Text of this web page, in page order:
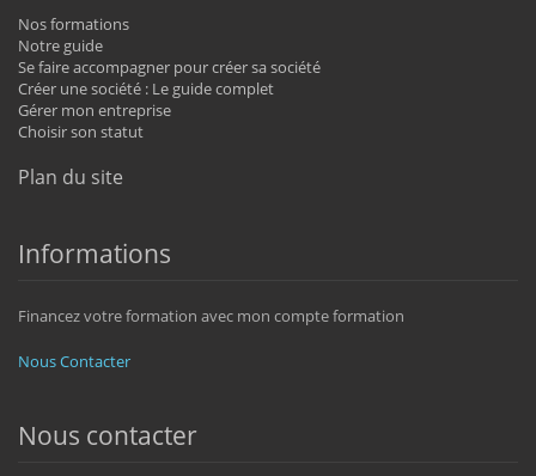
Nos formations
Notre guide
Se faire accompagner pour créer sa société
Créer une société : Le guide complet
Gérer mon entreprise
Choisir son statut
Plan du site
Informations
Financez votre formation avec mon compte formation
Nous Contacter
Nous contacter